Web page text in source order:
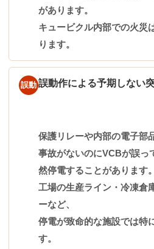
があります。
キュービクル内部での火災
ります。
誤動 誤動作による予期しない
保護リレーや内部の電子部
事故がないのにVCBが誤っ
然停電することがあります。
工場の生産ライン・冷凍倉
ーなど、
停電が致命的な施設では特
す。